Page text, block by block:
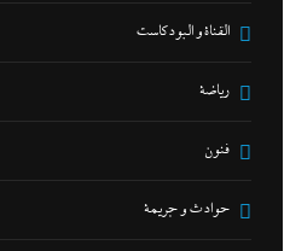
القناة و البودكاست
رياضة
فنون
حوادث و جريمة